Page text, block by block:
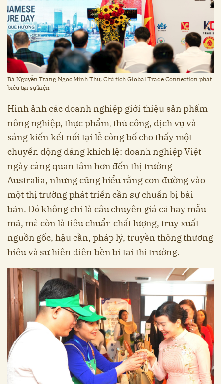
Bà Nguyễn Trang Ngọc Minh Thư, Chủ tịch Global Trade Connection phát
biểu tại sự kiện
Hình ảnh các doanh nghiệp giới thiệu sản phẩm
nông nghiệp, thực phẩm, thủ công, dịch vụ và
sáng kiến kết nối tại lễ công bố cho thấy một
chuyển động đáng khích lệ: doanh nghiệp Việt
ngày càng quan tâm hơn đến thị trường
Australia, nhưng cũng hiểu rằng con đường vào
một thị trường phát triển cần sự chuẩn bị bài
bản. Đó không chỉ là câu chuyện giá cả hay mẫu
mã, mà còn là tiêu chuẩn chất lượng, truy xuất
nguồn gốc, hậu cần, pháp lý, truyền thông thương
hiệu và sự hiện diện bền bỉ tại thị trường.